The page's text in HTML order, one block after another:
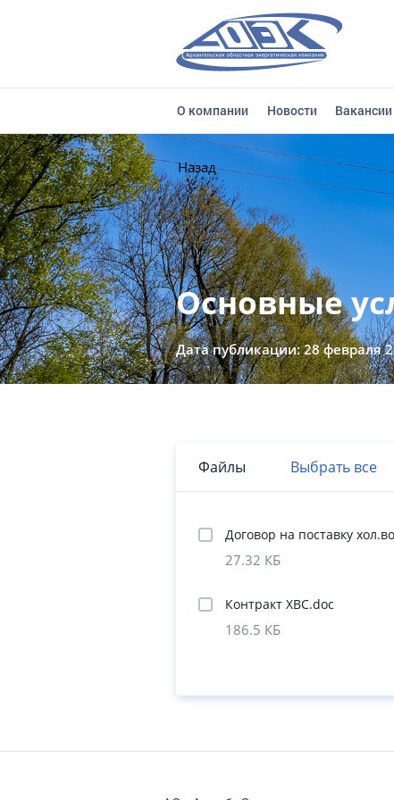
О компании Новости Вакансии
Назад
Основные
Дата публикации: 28 февраля
Файлы Выбрать все
Договор на поставку
27.32 КБ
Контракт ХВС.doc
186.5 КБ